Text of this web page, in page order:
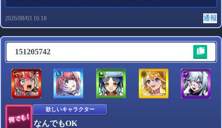
2026/08/03 16:18 通報
151205742
欲しいキャラクター
なんでもOK